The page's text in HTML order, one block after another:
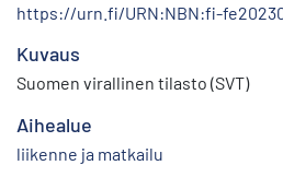
https://urn.fi/URN:NBN:fi-
Kuvaus
Suomen virallinen tilasto (SVT)
Aihealue
liikenne ja matkailu